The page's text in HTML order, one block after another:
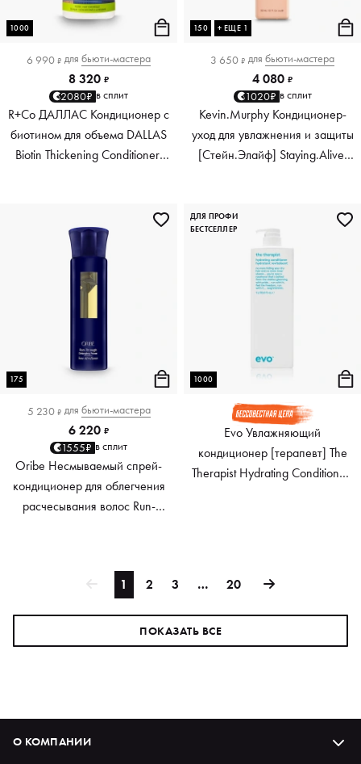
1000
6 990 ₽ для бьюти-мастера
8 320 ₽
2080₽ в сплит
R+Co ДАЛЛАС Кондиционер с
биотином для объема DALLAS
Biotin Thickening Conditioner,
150 + ЕЩЕ 1
3 650 ₽ для бьюти-мастера
4 080 ₽
1020₽ в сплит
Kevin.Murphy Кондиционер-
уход для увлажнения и защиты
[Стейн.Элайф] Staying.Alive,
175
5 230 ₽ для бьюти-мастера
6 220 ₽
1555₽ в сплит
Oribe Несмываемый спрей-
кондиционер для облегчения
расчесывания волос Run-
1000
Evo Увлажняющий
кондиционер [терапевт] The
Therapist Hydrating Conditioner,
ДЛЯ ПРОФИ
БЕСТСЕЛЛЕР
1 2 3 … 20
ПОКАЗАТЬ ВСЕ
О КОМПАНИИ